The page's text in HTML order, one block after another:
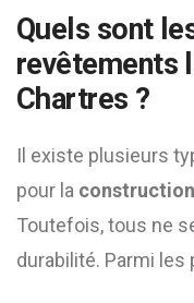
Quels sont
revêtements
Chartres ?
Il existe plusieurs
pour la
Toutefois, tous ne
durabilité. Parmi